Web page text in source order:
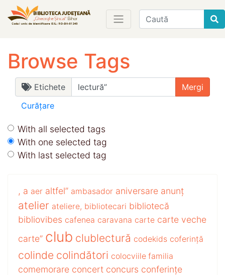
Find
Browse Tags
Etichete
Curățare
With all selected tags
With one selected tag
With last selected tag
, a aer altfel” ambasador aniversare anunț
atelier ateliere, bibliotecari bibliotecă
bibliovibes cafenea caravana carte carte veche
carte” club clublectură codekids coferință
colinde colindători colocviile familia
comemorare concert concurs conferințe